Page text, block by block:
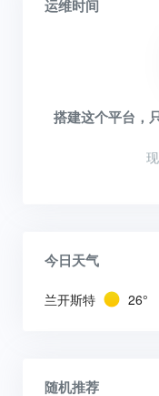
运维时间
搭建这个平台，
今日天气
兰开斯特 26°
随机推荐